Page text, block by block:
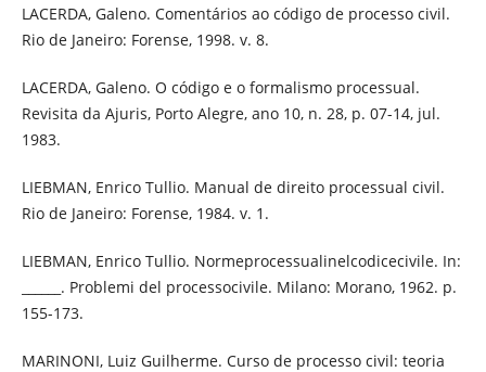
LACERDA, Galeno. Comentários ao código de processo civil.
Rio de Janeiro: Forense, 1998. v. 8.
LACERDA, Galeno. O código e o formalismo processual.
Revisita da Ajuris, Porto Alegre, ano 10, n. 28, p. 07-14, jul.
1983.
LIEBMAN, Enrico Tullio. Manual de direito processual civil.
Rio de Janeiro: Forense, 1984. v. 1.
LIEBMAN, Enrico Tullio. Normeprocessualinelcodicecivile. In:
______. Problemi del processocivile. Milano: Morano, 1962. p.
155-173.
MARINONI, Luiz Guilherme. Curso de processo civil: teoria